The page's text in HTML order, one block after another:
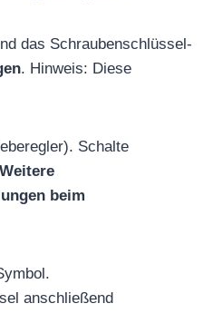
das Schraubenschlüssel-
. Hinweis: Diese
Schalte
beim
anschließend